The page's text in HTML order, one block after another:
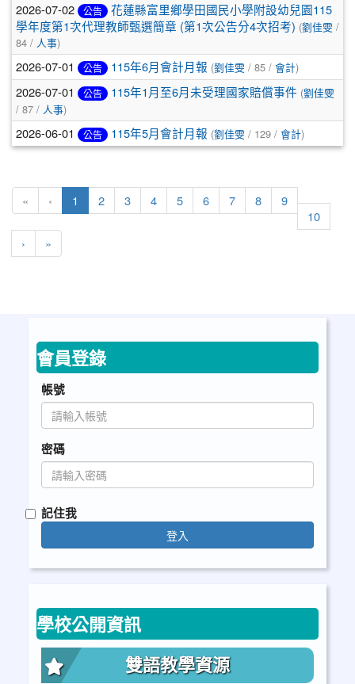
2026-07-02 公告
花蓮縣富里鄉學田國民小學附設幼兒園115
學年度第1次代理教師甄選簡章 (第1次公告分4次招考) (劉佳雯 /
84 / 人事)
2026-07-01 公告 115年6月會計月報 (劉佳雯 / 85 / 會計)
2026-07-01 公告 115年1月至6月未受理國家賠償事件 (劉佳雯
/ 87 / 人事)
2026-06-01 公告 115年5月會計月報 (劉佳雯 / 129 / 會計)
« ‹ 1 (目前頁次)
2 3 4 5 6 7 8
9
10
› 下一頁
»
會員登錄
帳號
密碼
記住我
登入
學校公開資訊
雙語教學資源